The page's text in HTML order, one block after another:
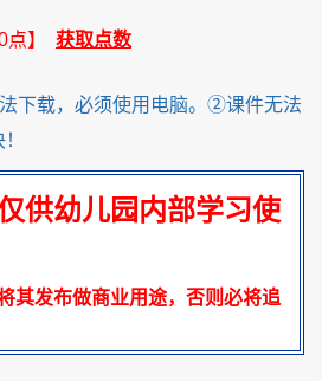
点】 获取点数
下载，必须使用电脑。②课件无法
供幼儿园内部学习使
其发布做商业用途，否则必将追